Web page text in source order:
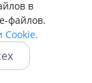
в
файлов.